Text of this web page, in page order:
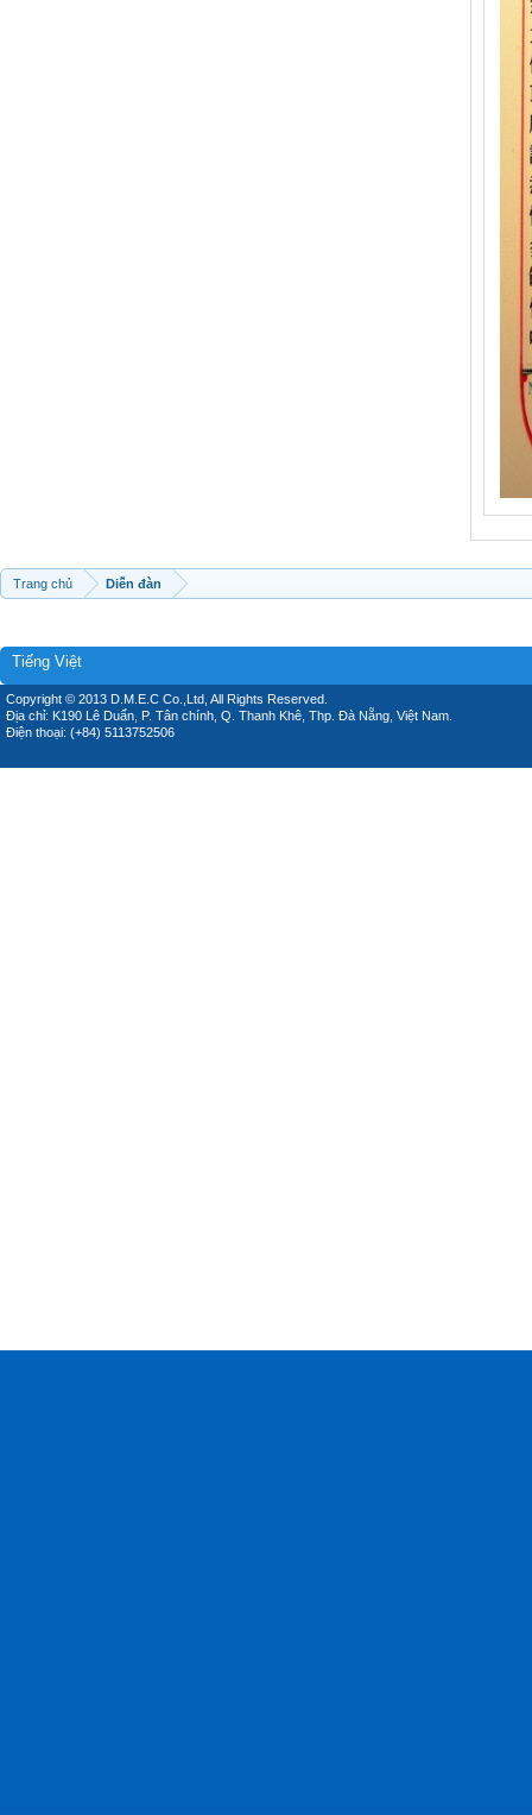
Trang chủ Diễn đàn
Tiếng Việt
Copyright © 2013 D.M.E.C Co.,Ltd, All Rights Reserved.
Địa chỉ: K190 Lê Duẩn, P. Tân chính, Q. Thanh Khê, Thp. Đà Nẵng, Việt Nam.
Điện thoại: (+84) 5113752506